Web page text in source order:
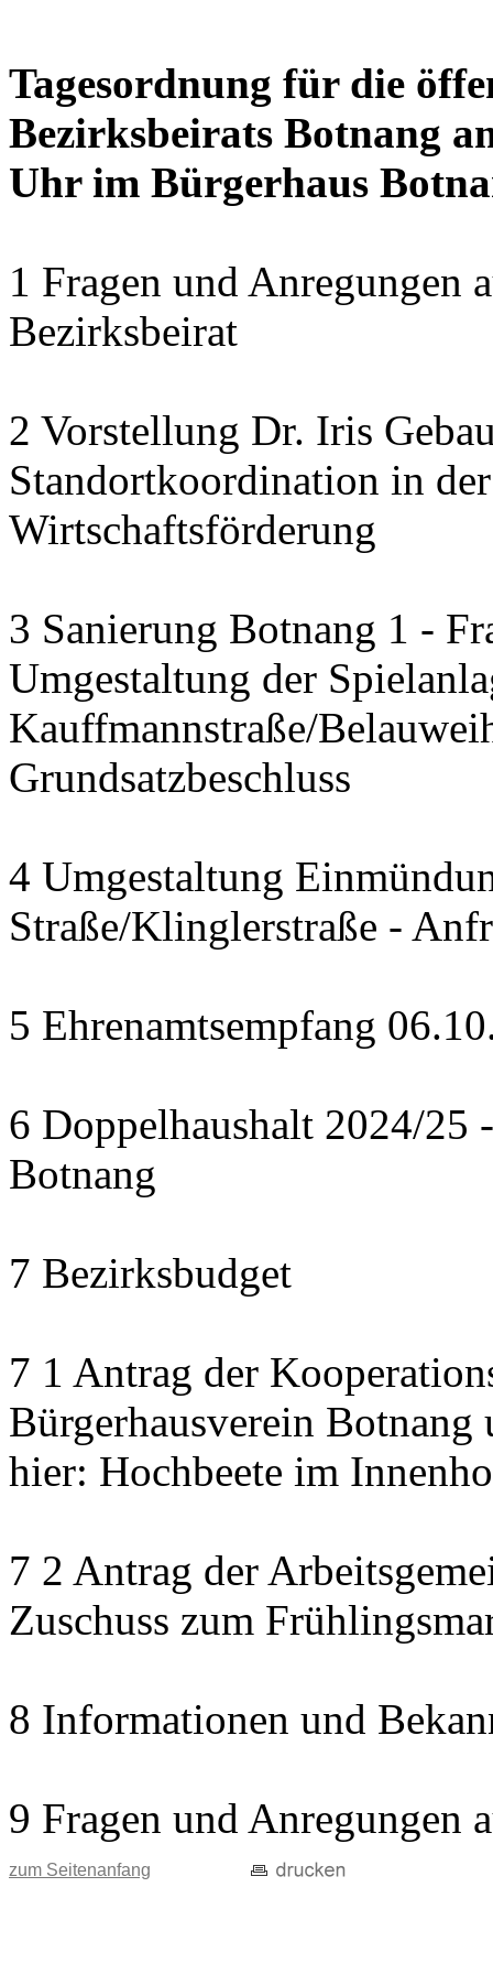
Tagesordnung für die
Bezirksbeirats Botnang
Uhr im Bürgerhaus
1 Fragen und Anregungen
Bezirksbeirat
2 Vorstellung Dr. Iris
Standortkoordination in
Wirtschaftsförderung
3 Sanierung Botnang 1 -
Umgestaltung der
Kauffmannstraße/
Grundsatzbeschluss
4 Umgestaltung
Straße/Klinglerstraße -
5 Ehrenamtsempfang
6 Doppelhaushalt 2024/25
Botnang
7 Bezirksbudget
7 1 Antrag der
Bürgerhausverein
hier: Hochbeete im
7 2 Antrag der
Zuschuss zum
8 Informationen und
9 Fragen und Anregungen
zum Seitenanfang